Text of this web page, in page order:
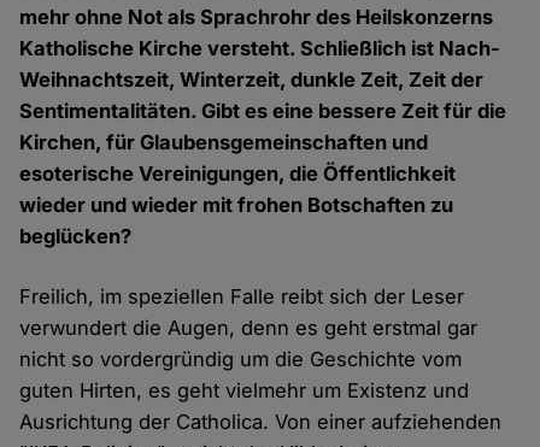
mehr ohne Not als Sprachrohr des Heilskonzerns
Katholische Kirche versteht. Schließlich ist Nach-
Weihnachtszeit, Winterzeit, dunkle Zeit, Zeit der
Sentimentalitäten. Gibt es eine bessere Zeit für die
Kirchen, für Glaubensgemeinschaften und
esoterische Vereinigungen, die Öffentlichkeit
wieder und wieder mit frohen Botschaften zu
beglücken?
Freilich, im speziellen Falle reibt sich der Leser
verwundert die Augen, denn es geht erstmal gar
nicht so vordergründig um die Geschichte vom
guten Hirten, es geht vielmehr um Existenz und
Ausrichtung der Catholica. Von einer aufziehenden